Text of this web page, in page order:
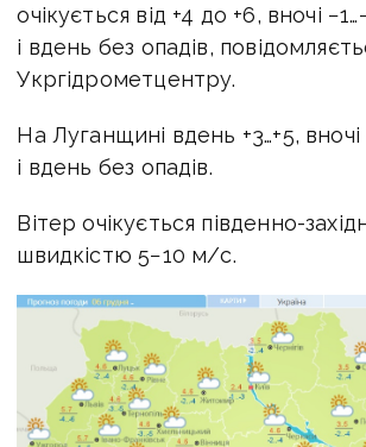
очікується від +4 до +6, вночі
і вдень без опадів,
Укргідрометцентру.
На Луганщині вдень +3…+5, вночі
і вдень без опадів.
Вітер очікується південно-
швидкістю 5−10 м/с.